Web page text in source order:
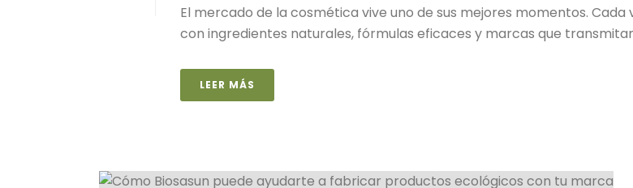
El mercado de la cosmética vive uno de sus mejores momentos.
con ingredientes naturales, fórmulas eficaces y marcas que
LEER MÁS